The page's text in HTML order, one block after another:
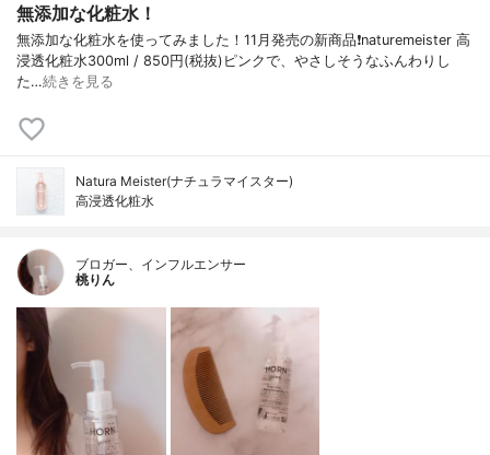
無添加な化粧水！
無添加な化粧水を使ってみました！11月発売の新商品❗️naturemeister 高
浸透化粧水300ml / 850円(税抜)ピンクで、やさしそうなふんわりし
た…続きを見る
Natura Meister(ナチュラマイスター)
高浸透化粧水
ブロガー、インフルエンサー
桃りん